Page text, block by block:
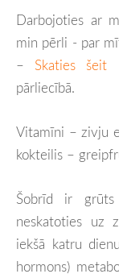
Darbojoties ar
min pērli - par
– Skaties šeit
pārliecībā.
Vitamīni – zivju
kokteilis –
Šobrīd ir
neskatoties uz
iekšā katru
hormons)